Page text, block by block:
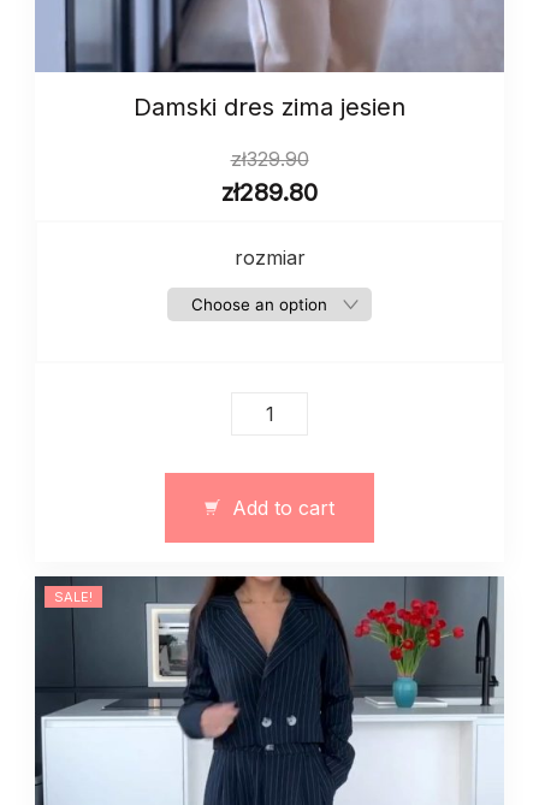
Damski dres zima jesien
zł329.90
zł289.80
rozmiar
Damski
quantity
Add to cart
SALE!